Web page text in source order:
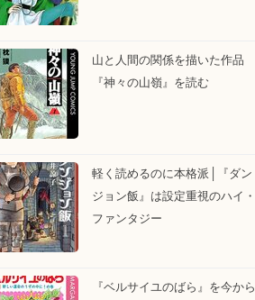
山と人間の関係を描いた作品
『神々の山嶺』を読む
軽く読めるのに本格派│『ダン
ジョン飯』は設定重視のハイ・
ファンタジー
『ベルサイユのばら』を今から